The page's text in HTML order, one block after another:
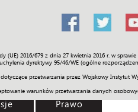
(UE) 2016/679 z dnia 27 kwietnia 2016 r. w
dyrektywy 95/46/WE (ogólne
przetwarzania przez Wojskowy Instytut
warunków przetwarzania danych
Społeczność Sport
Prawo